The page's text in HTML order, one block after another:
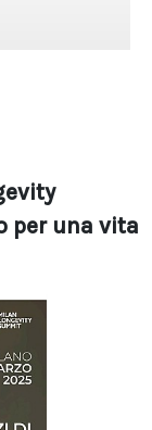
per una vita